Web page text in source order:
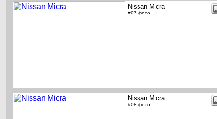
Nissan Micra
#07 фото
Nissan Micra
#08 фото